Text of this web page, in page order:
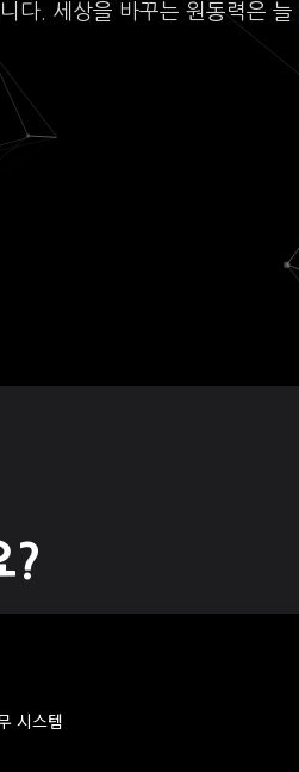
다. 세상을 바꾸는 원동력은 늘
?
시스템